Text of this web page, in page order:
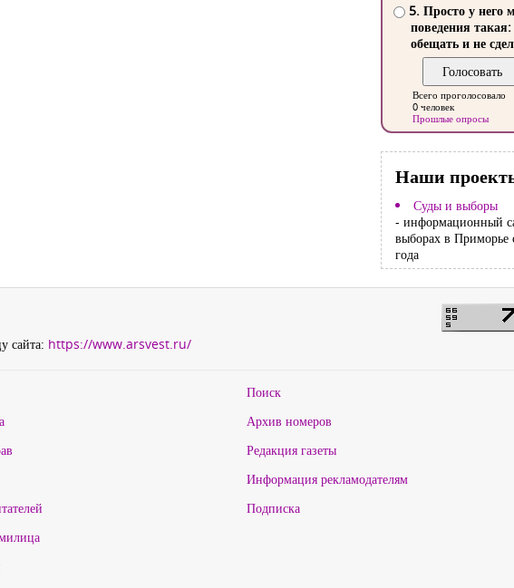
5. Просто у него
поведения такая:
обещать и не
Всего проголосовало
0 человек
Прошлые опросы
Наши
Суды и выборы
- информационный
выборах в Приморье
года
сайта: https://www.arsvest.ru/
Поиск
Архив номеров
Редакция газеты
Информация рекламодателям
Подписка